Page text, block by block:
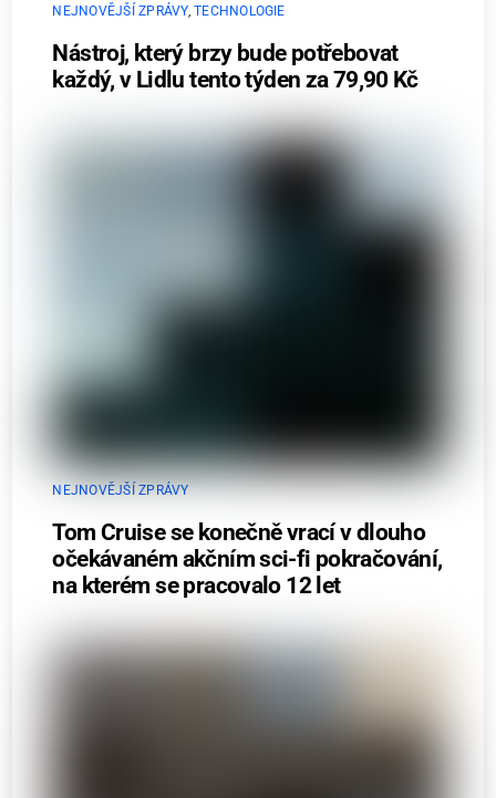
NEJNOVĚJŠÍ ZPRÁVY,TECHNOLOGIE
Nástroj, který brzy bude potřebovat
každý, v Lidlu tento týden za 79,90 Kč
NEJNOVĚJŠÍ ZPRÁVY
Tom Cruise se konečně vrací v dlouho
očekávaném akčním sci-fi pokračování,
na kterém se pracovalo 12 let